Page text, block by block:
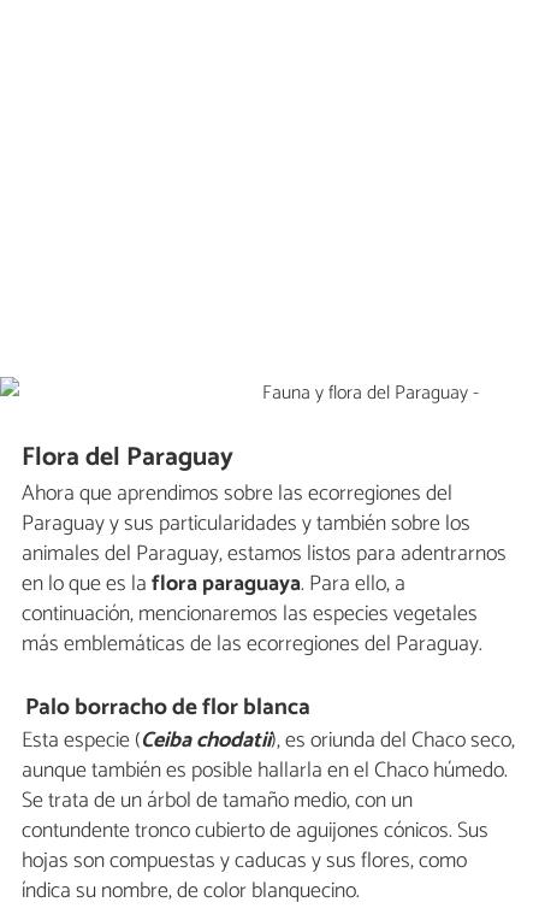
Flora del Paraguay
Ahora que aprendimos sobre las ecorregiones del
Paraguay y sus particularidades y también sobre los
animales del Paraguay, estamos listos para adentrarnos
en lo que es laflora paraguaya. Para ello, a
continuación, mencionaremos las especies vegetales
más emblemáticas de las ecorregiones del Paraguay.
Palo borracho de flor blanca
Esta especie (Ceiba chodatii), es oriunda del Chaco seco,
aunque también es posible hallarla en el Chaco húmedo.
Se trata de un árbol de tamaño medio, con un
contundente tronco cubierto de aguijones cónicos. Sus
hojas son compuestas y caducas y sus flores, como
índica su nombre, de color blanquecino.